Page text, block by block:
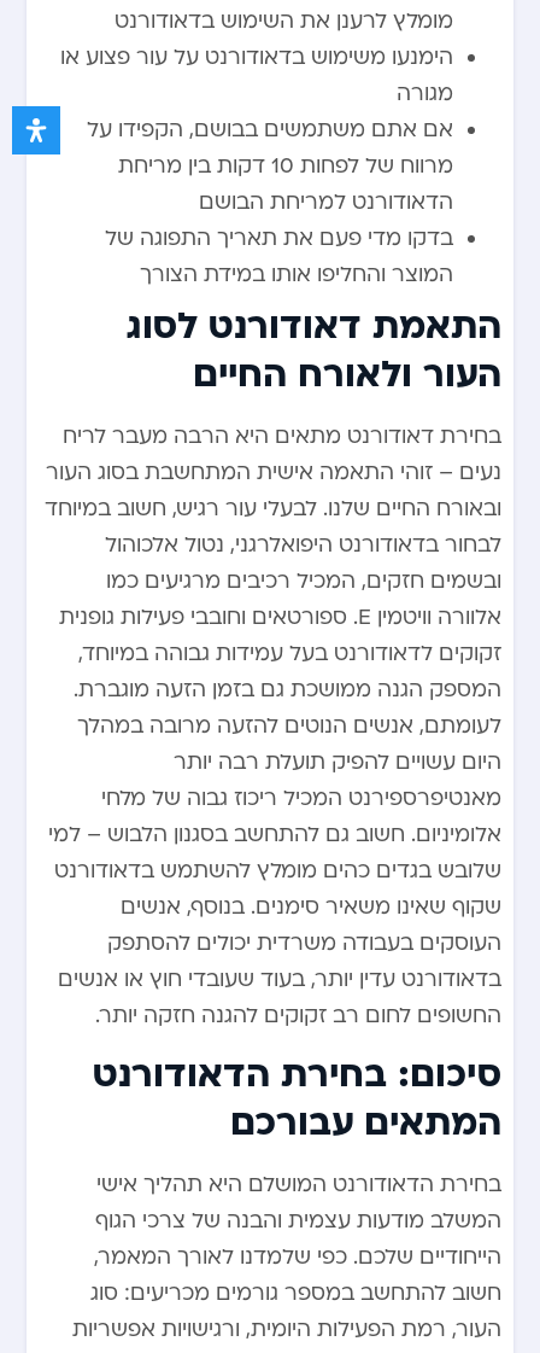
מומלץ לרענן את השימוש בדאודורנט
הימנעו משימוש בדאודורנט על עור פצוע או
מגורה
אם אתם משתמשים בבושם, הקפידו על
מרווח של לפחות 10 דקות בין מריחת
הדאודורנט למריחת הבושם
בדקו מדי פעם את תאריך התפוגה של
המוצר והחליפו אותו במידת הצורך
התאמת דאודורנט לסוג
העור ולאורח החיים
בחירת דאודורנט מתאים היא הרבה מעבר לריח
נעים – זוהי התאמה אישית המתחשבת בסוג העור
ובאורח החיים שלנו. לבעלי עור רגיש, חשוב במיוחד
לבחור בדאודורנט היפואלרגני, נטול אלכוהול
ובשמים חזקים, המכיל רכיבים מרגיעים כמו
אלוורה וויטמין E. ספורטאים וחובבי פעילות גופנית
זקוקים לדאודורנט בעל עמידות גבוהה במיוחד,
המספק הגנה ממושכת גם בזמן הזעה מוגברת.
לעומתם, אנשים הנוטים להזעה מרובה במהלך
היום עשויים להפיק תועלת רבה יותר
מאנטיפרספירנט המכיל ריכוז גבוה של מלחי
אלומיניום. חשוב גם להתחשב בסגנון הלבוש – למי
שלובש בגדים כהים מומלץ להשתמש בדאודורנט
שקוף שאינו משאיר סימנים. בנוסף, אנשים
העוסקים בעבודה משרדית יכולים להסתפק
בדאודורנט עדין יותר, בעוד שעובדי חוץ או אנשים
החשופים לחום רב זקוקים להגנה חזקה יותר.
סיכום: בחירת הדאודורנט
המתאים עבורכם
בחירת הדאודורנט המושלם היא תהליך אישי
המשלב מודעות עצמית והבנה של צרכי הגוף
הייחודיים שלכם. כפי שלמדנו לאורך המאמר,
חשוב להתחשב במספר גורמים מכריעים: סוג
העור, רמת הפעילות היומית, ורגישויות אפשריות